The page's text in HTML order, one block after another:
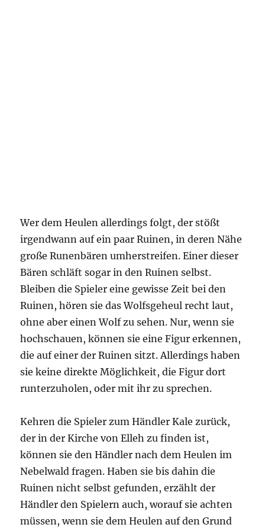
Wer dem Heulen allerdings folgt, der stößt
irgendwann auf ein paar Ruinen, in deren Nähe
große Runenbären umherstreifen. Einer dieser
Bären schläft sogar in den Ruinen selbst.
Bleiben die Spieler eine gewisse Zeit bei den
Ruinen, hören sie das Wolfsgeheul recht laut,
ohne aber einen Wolf zu sehen. Nur, wenn sie
hochschauen, können sie eine Figur erkennen,
die auf einer der Ruinen sitzt. Allerdings haben
sie keine direkte Möglichkeit, die Figur dort
runterzuholen, oder mit ihr zu sprechen.
Kehren die Spieler zum Händler Kale zurück,
der in der Kirche von Elleh zu finden ist,
können sie den Händler nach dem Heulen im
Nebelwald fragen. Haben sie bis dahin die
Ruinen nicht selbst gefunden, erzählt der
Händler den Spielern auch, worauf sie achten
müssen, wenn sie dem Heulen auf den Grund